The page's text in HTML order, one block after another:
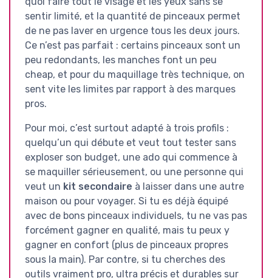
sentir limité, et la quantité de pinceaux permet
de ne pas laver en urgence tous les deux jours.
Ce n’est pas parfait : certains pinceaux sont un
peu redondants, les manches font un peu
cheap, et pour du maquillage très technique, on
sent vite les limites par rapport à des marques
pros.
Pour moi, c’est surtout adapté à trois profils :
quelqu’un qui débute et veut tout tester sans
exploser son budget, une ado qui commence à
se maquiller sérieusement, ou une personne qui
veut un kit secondaire à laisser dans une autre
maison ou pour voyager. Si tu es déjà équipé
avec de bons pinceaux individuels, tu ne vas pas
forcément gagner en qualité, mais tu peux y
gagner en confort (plus de pinceaux propres
sous la main). Par contre, si tu cherches des
outils vraiment pro, ultra précis et durables sur